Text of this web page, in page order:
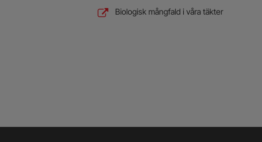
Biologisk mångfald i våra täkter